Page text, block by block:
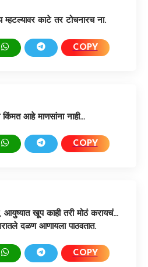
काटे तर टोचनारच ना.
COPY
आहे माणसांना नाही…
COPY
आयुष्यात खूप काही तरी मोठं करायचं…
दळण आणायला पाठवतात.
COPY